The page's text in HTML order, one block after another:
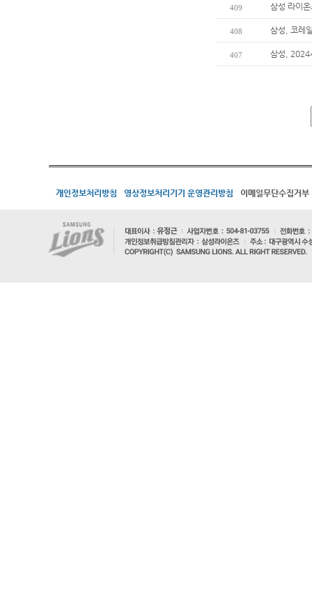
409 삼성 라이
408 삼성, 코레
407 삼성, 2024
개인정보처리방침 영상정보처리기기 운영관리방침 이메일무단수집거부